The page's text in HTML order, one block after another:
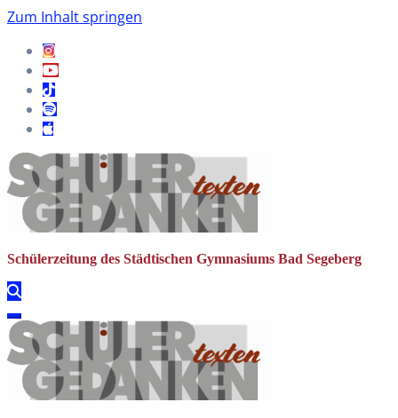
Zum Inhalt springen
Schülerzeitung des Städtischen Gymnasiums Bad Segeberg